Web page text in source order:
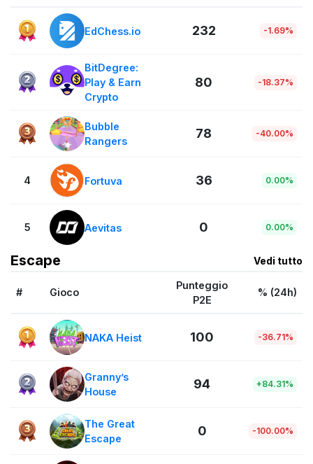
EdChess.io 232 -1.69%
BitDegree:
Play & Earn
Crypto
80 -18.37%
Bubble
Rangers
78 -40.00%
4 Fortuva 36 0.00%
5 Aevitas 0 0.00%
Escape Vedi tutto
# Gioco
Punteggio
P2E
% (24h)
NAKA Heist 100 -36.71%
Granny’s
House
94 +84.31%
The Great
Escape
0 -100.00%